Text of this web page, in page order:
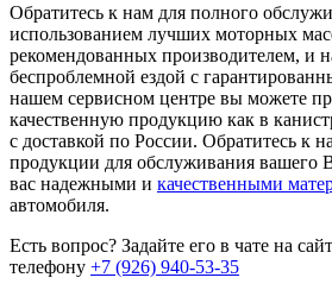
Обратитесь к нам для полного
использованием лучших моторных
рекомендованных производителем, и
беспроблемной ездой с
нашем сервисном центре вы можете
качественную продукцию как в
с доставкой по России. Обратитесь к
продукции для обслуживания вашего
вас надежными и качественными
автомобиля.
Есть вопрос? Задайте его в чате на
телефону +7 (926) 940-53-35